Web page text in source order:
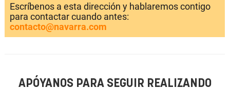
Escríbenos a esta dirección y hablaremos contigo
para contactar cuando antes:
contacto@navarra.com
APÓYANOS PARA SEGUIR REALIZANDO